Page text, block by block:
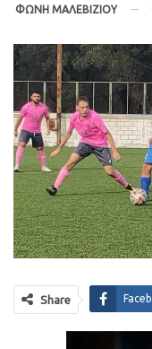
ΦΩΝΗ ΜΑΛΕΒΙΖΙΟΥ
Share